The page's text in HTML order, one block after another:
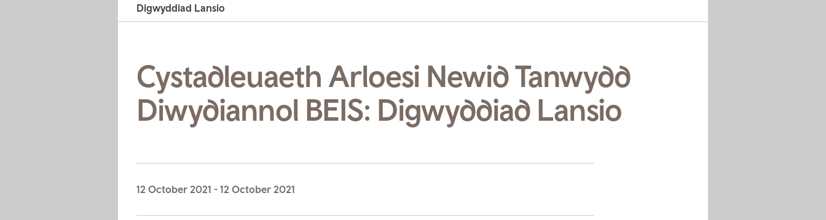
Digwyddiad Lansio
Cystadleuaeth Arloesi Newid Tanwydd
Diwydiannol BEIS: Digwyddiad Lansio
12 October 2021 - 12 October 2021